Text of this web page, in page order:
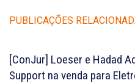
PUBLICAÇÕES
[ConJur] Loeser e Hadad
Support na venda para